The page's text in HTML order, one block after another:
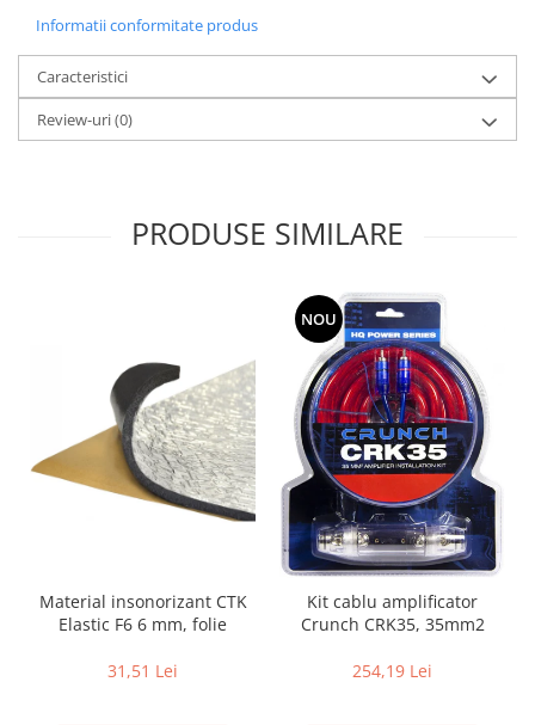
Informatii conformitate produs
Caracteristici
Review-uri(0)
PRODUSE SIMILARE
Material insonorizant CTK
Elastic F6 6 mm, folie
31,51 Lei
NOU
Kit cablu amplificator
Crunch CRK35, 35mm2
254,19 Lei